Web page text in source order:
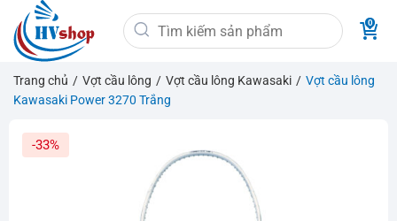
qua
nội
dung
Tìm
kiếm:
Trang chủ / Vợt cầu lông / Vợt cầu lông Kawasaki / Vợt cầu lông
Kawasaki Power 3270 Trắng
-33%